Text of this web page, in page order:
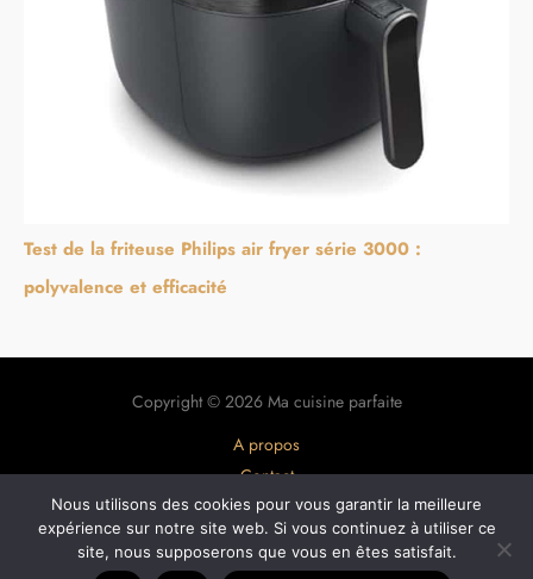
Test de la friteuse Philips air fryer série 3000 :
polyvalence et efficacité
Copyright © 2026 Ma cuisine parfaite
A propos
Contact
Plan du site
Mentions légales
Politique de confidentialité
Nous utilisons des cookies pour vous garantir la meilleure
expérience sur notre site web. Si vous continuez à utiliser ce
site, nous supposerons que vous en êtes satisfait.